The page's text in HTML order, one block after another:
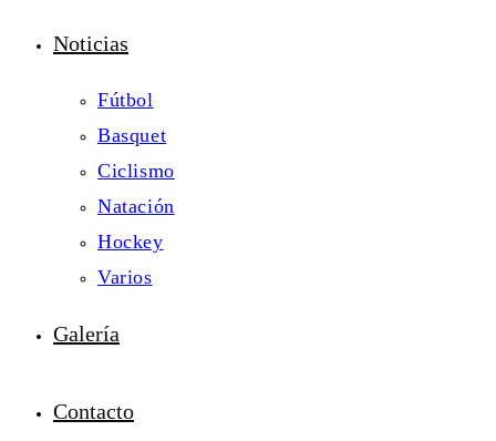
Noticias
Fútbol
Basquet
Ciclismo
Natación
Hockey
Varios
Galería
Contacto